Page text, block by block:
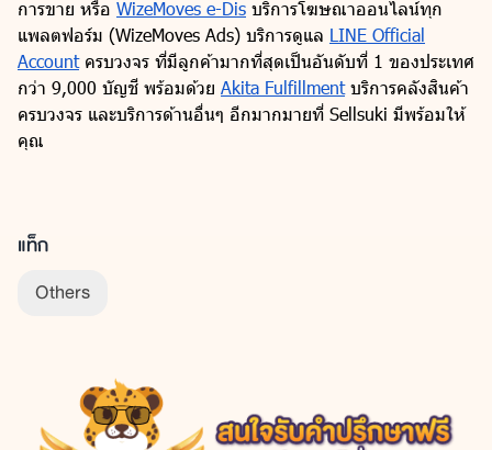
การขาย หรือ WizeMoves e-Dis บริการโฆษณาออนไลน์ทุก
แพลตฟอร์ม (WizeMoves Ads) บริการดูแล LINE Official
Accountครบวงจร ที่มีลูกค้ามากที่สุดเป็นอันดับที่ 1 ของประเทศ
กว่า 9,000 บัญชี พร้อมด้วย Akita Fulfillmentบริการคลังสินค้า
ครบวงจร และบริการด้านอื่นๆ อีกมากมายที่ Sellsuki มีพร้อมให้
คุณ
แท็ก
Others